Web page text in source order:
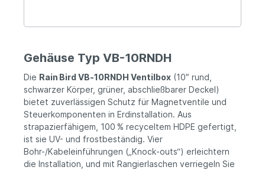
Gehäuse Typ VB-10RNDH
Die Rain Bird VB‑10RNDH Ventilbox (10″ rund,
schwarzer Körper, grüner, abschließbarer Deckel)
bietet zuverlässigen Schutz für Magnetventile und
Steuerkomponenten in Erdinstallation. Aus
strapazierfähigem, 100 % recyceltem HDPE gefertigt,
ist sie UV- und frostbeständig. Vier
Bohr-/Kabeleinführungen („Knock‑outs“) erleichtern
die Installation, und mit Rangierlaschen verriegeln Sie